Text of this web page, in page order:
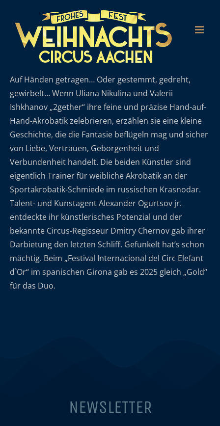
Inhalt
springen
Auf Händen getragen… Oder gestemmt, gedreht,
gewirbelt… Wenn Uliana Nikulina und Valerii
Ishkhanov „2gether“ ihre feine und präzise Hand-auf-
Hand-Akrobatik zelebrieren, erzählen sie eine kleine
Geschichte, die die Fantasie beflügeln mag und sicher
von Liebe, Vertrauen, Geborgenheit und
Verbundenheit handelt. Die beiden Künstler sind
eigentlich Trainer für weibliche Akrobatik an der
Sportakrobatik-Schmiede im russischen Krasnodar.
Talent- und Kunstagent Alexander Ogurtsov jr.
entdeckte ihr künstlerisches Potenzial und der
bekannte Circus-Regisseur Dmitry Chernov gab ihrer
Darbietung den letzten Schliff. Gefunkelt hat’s schon
mächtig. Beim „Festival Internacional del Circ Elefant
d`Or“ im spanischen Girona gab es 2025 gleich „Gold“
für das Duo.
NEWSLETTER